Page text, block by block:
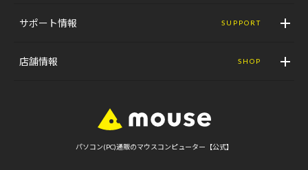
サポート情報 SUPPORT
店舗情報 SHOP
パソコン(PC)通販のマウスコンピューター【公式】